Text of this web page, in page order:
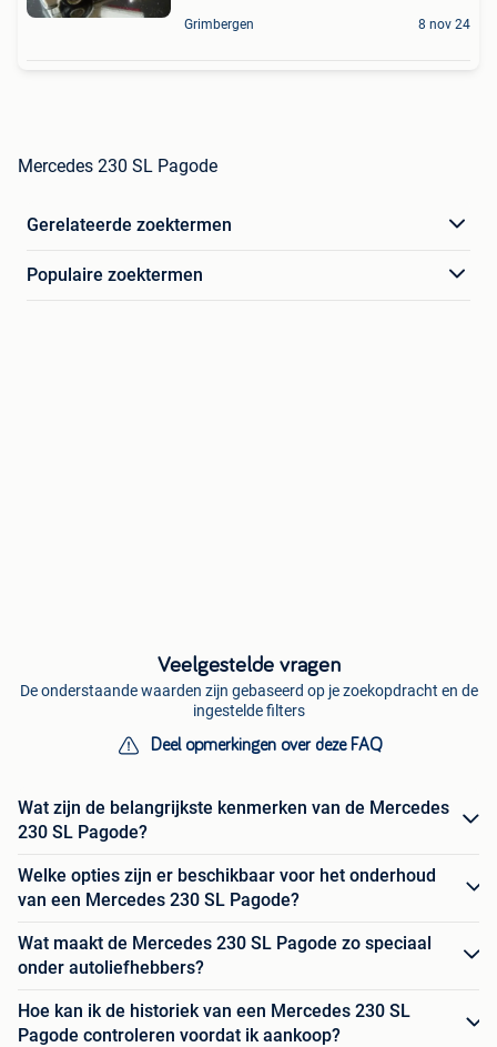
Grimbergen 8 nov 24
Mercedes 230 SL Pagode
Gerelateerde zoektermen
Populaire zoektermen
Veelgestelde vragen
De onderstaande waarden zijn gebaseerd op je zoekopdracht en de
ingestelde filters
Deel opmerkingen over deze FAQ
Wat zijn de belangrijkste kenmerken van de Mercedes
230 SL Pagode?
Welke opties zijn er beschikbaar voor het onderhoud
van een Mercedes 230 SL Pagode?
Wat maakt de Mercedes 230 SL Pagode zo speciaal
onder autoliefhebbers?
Hoe kan ik de historiek van een Mercedes 230 SL
Pagode controleren voordat ik aankoop?